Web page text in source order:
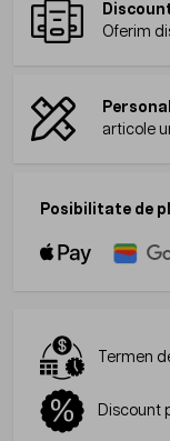
Oferim
articole
Posibilitate de
Termen
Discount